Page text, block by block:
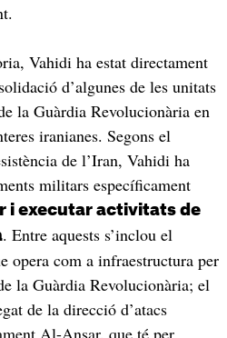
Vahidi ha estat directament
d’algunes de les unitats
la Guàrdia Revolucionària en
iranianes. Segons el
de l’Iran, Vahidi ha
militars específicament
i executar activitats de
. Entre aquests s’inclou el
opera com a infraestructura per
la Guàrdia Revolucionària; el
de la direcció d’atacs
Al-Ansar, que té per